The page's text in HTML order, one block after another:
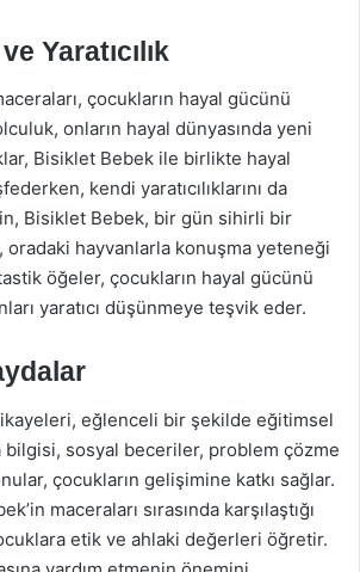
Yaratıcılık
çocukların hayal gücünü
onların hayal dünyasında yeni
Bisiklet Bebek ile birlikte hayal
kendi yaratıcılıklarını da
Bisiklet Bebek, bir gün sihirli bir
hayvanlarla konuşma yeteneği
öğeler, çocukların hayal gücünü
yaratıcı düşünmeye teşvik eder.
eğlenceli bir şekilde eğitimsel
sosyal beceriler, problem çözme
çocukların gelişimine katkı sağlar.
maceraları sırasında karşılaştığı
etik ve ahlaki değerleri öğretir.